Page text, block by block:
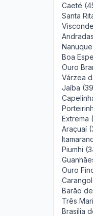
Caeté
Santa
Boa
Ouro
Várzea
Jaíba
Extrema
Araçuaí
Piumhi
Ouro
Barão
Três
Brasília